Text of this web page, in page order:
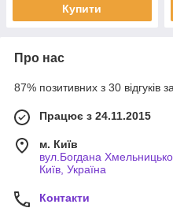
Купити
Про нас
87% позитивних з 30 відгуків
Працює з 24.11.2015
м. Київ
вул.Богдана
Київ, Україна
Контакти